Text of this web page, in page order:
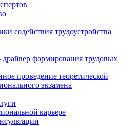
содействия трудоустройства
формирования трудовых
проведение теоретической
экзамена
карьере